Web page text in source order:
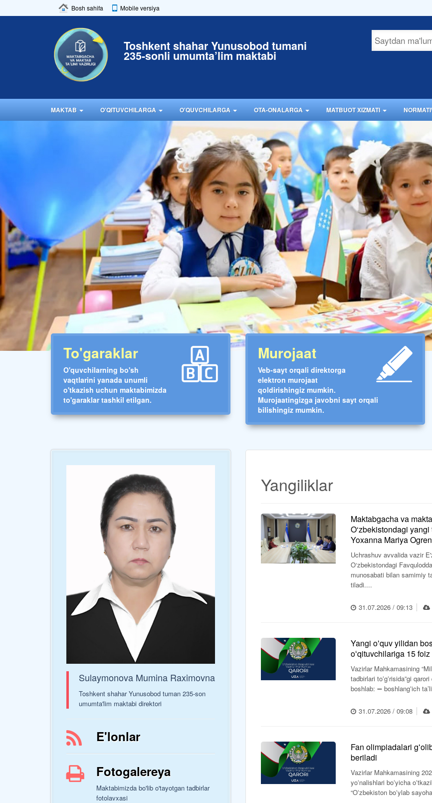
Bosh sahifa Mobile versiya
Toshkent shahar Yunusobod tumani
235-sonli umumta’lim maktabi
MAKTAB O'QITUVCHILARGA O'QUVCHILARGA OTA-ONALARGA MATBUOT XIZMATI
To'garaklar
O'quvchilarning bo'sh
vaqtlarini yanada unumli
o'tkazish uchun maktabimizda
to'garaklar tashkil etilgan.
Murojaat
Veb-sayt orqali direktorga
elektron murojaat
qoldirishingiz mumkin.
Murojaatingizga javobni sayt orqali
bilishingiz mumkin.
Sulaymonova Mumina Raximovna
Toshkent shahar Yunusobod tuman 235-son
umumta'lim maktabi direktori
E'lonlar
Fotogalereya
Maktabimizda bo'lib o'tayotgan tadbirlar
fotolavxasi
Yangiliklar
Maktabgacha va
O‘zbekistondagi
Yoxanna Mariya
Uchrashuv avvalida vazir
O‘zbekistondagi
munosabati bilan samimiy
tiladi....
31.07.2026 / 09:13
Yangi oʻquv yilidan
oʻqituvchilariga 15
Vazirlar Mahkamasining
tadbirlari toʻgʻrisida”gi
boshlab: ➖ boshlangʻich
31.07.2026 / 09:08
Fan olimpiadalari
beriladi
Vazirlar Mahkamasining
yoʻnalishlari boʻyicha
“Oʻzbekiston boʻylab